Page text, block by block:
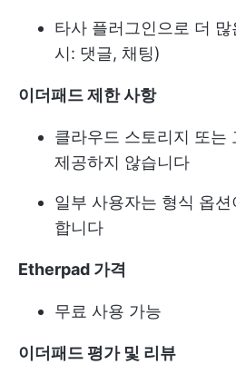
타사 플러그인으로 더
시: 댓글, 채팅)
이더패드 제한 사항
클라우드 스토리지 또는
제공하지 않습니다
일부 사용자는 형식 옵
합니다
Etherpad 가격
무료 사용 가능
이더패드 평가 및 리뷰